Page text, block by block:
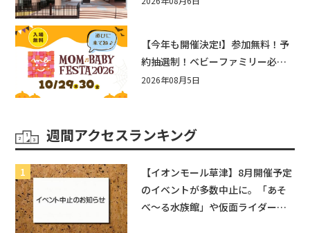
【今年も開催決定!】参加無料！予
約抽選制！ベビーファミリー必見
☆入場無料☆10/29(木)30(金)ママ
2026年08月5日
週間アクセスランキング
【イオンモール草津】8月開催予定
のイベントが多数中止に。「あそ
べ〜る水族館」や仮面ライダーシ